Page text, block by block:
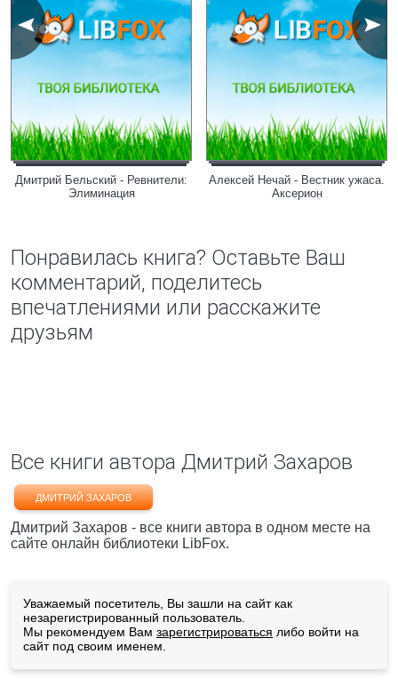
Дмитрий Бельский - Ревнители:
Элиминация
Алексей Нечай - Вестник ужаса.
Аксерион
Понравилась книга? Оставьте Ваш
комментарий, поделитесь
впечатлениями или расскажите
друзьям
Все книги автора Дмитрий Захаров
ДМИТРИЙ ЗАХАРОВ
Дмитрий Захаров - все книги автора в одном месте на
сайте онлайн библиотеки LibFox.
Уважаемый посетитель, Вы зашли на сайт как
незарегистрированный пользователь.
Мы рекомендуем Вам зарегистрироваться либо войти на
сайт под своим именем.